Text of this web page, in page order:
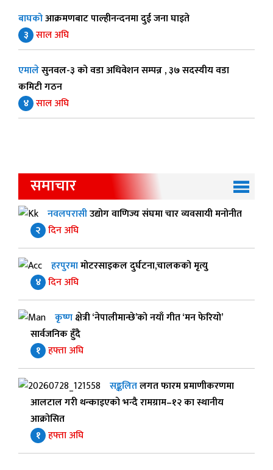
बाघकोआक्रमणबाट पाल्हीनन्दनमा दुई जना घाइते
३ साल अघि
एमालेसुनवल-३ को वडा अधिवेशन सम्पन्न , ३७ सदस्यीय वडा
कमिटी गठन
४ साल अघि
समाचार
नवलपरासीउद्योग वाणिज्य संघमा चार व्यवसायी मनोनीत
२ दिन अघि
हरपुरमामोटरसाइकल दुर्घटना,चालकको मृत्यु
४ दिन अघि
कृष्णक्षेत्री ‘नेपालीमान्छे’को नयाँ गीत ‘मन फेरियो’
सार्वजनिक हुँदै
१ हफ्ता अघि
सङ्कलितलगत फारम प्रमाणीकरणमा
आलटाल गरी थन्काइएको भन्दै रामग्राम–१२ का स्थानीय
आक्रोसित
१ हफ्ता अघि